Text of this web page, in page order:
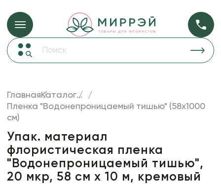
Упаковка для цветов и подарков Упаковка для
Пленка
Коробки для цветов
Декор для дома
Лента
Товары для флористов
Пакеты для цветов и подарков
ГлавнаяКаталог...
Пленка "Водонепроницаемый тишью" (58x1000
см)
Упак. материал
флористическая пленка
"Водонепроницаемый тишью",
20 мкр, 58 см х 10 м, кремовый